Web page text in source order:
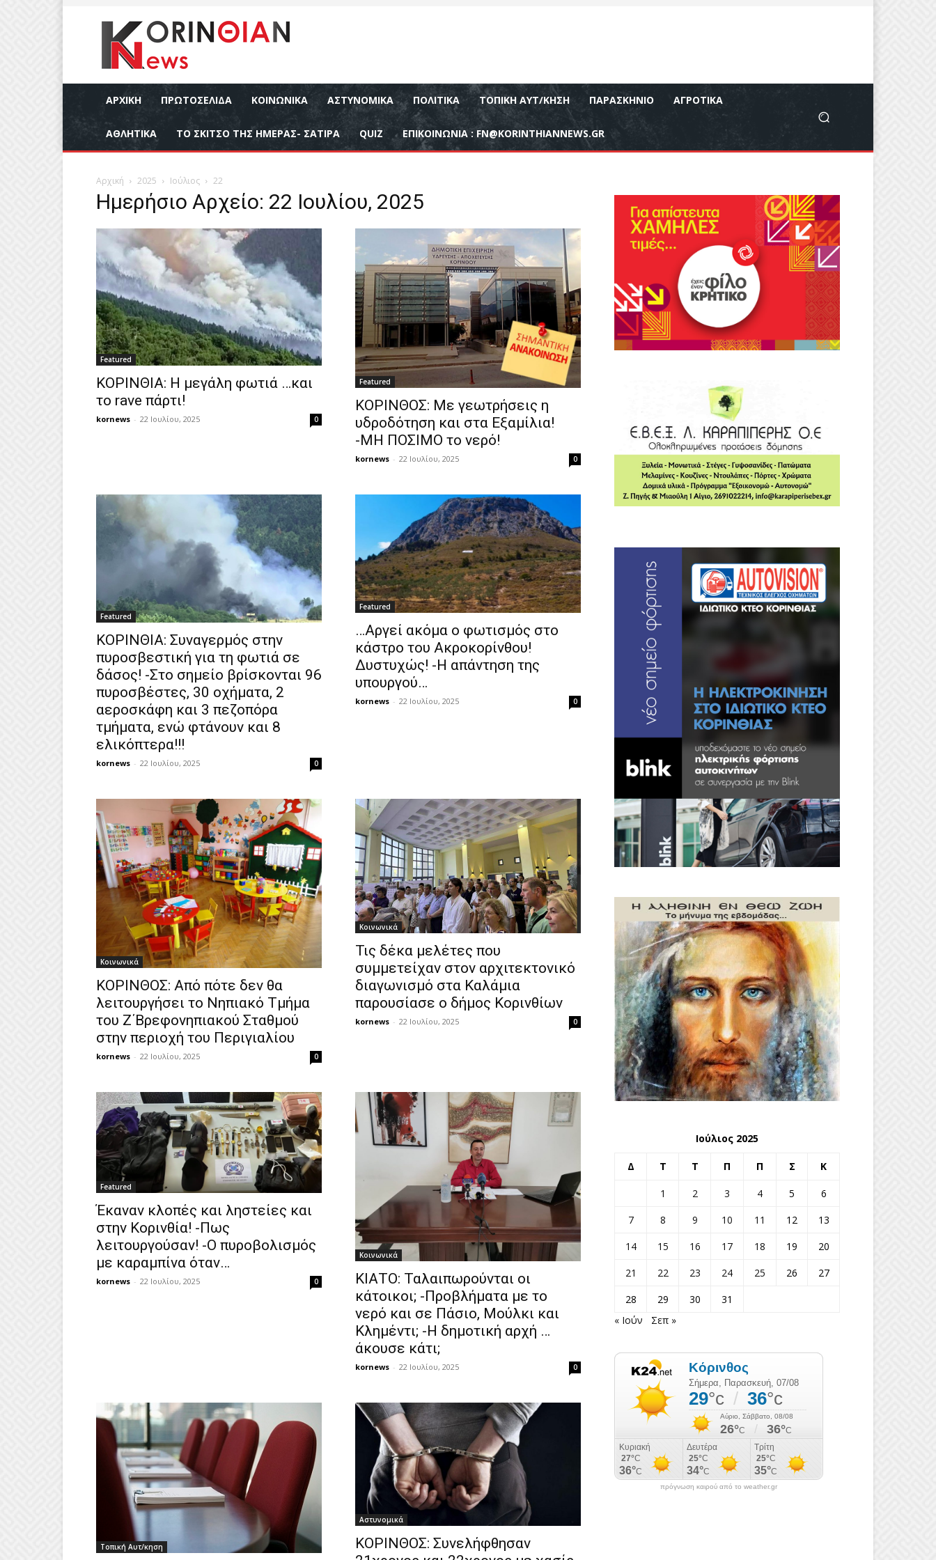
ΑΡΧΙΚΉ ΠΡΩΤΟΣΕΛΙΔΑ ΚΟΙΝΩΝΙΚΆ ΑΣΤΥΝΟΜΙΚΆ ΠΟΛΙΤΙΚΆ ΤΟΠΙΚΉ ΑΥΤ/ΚΗΣΗ ΠΑΡΑΣΚΉΝΙΟ ΑΓΡΟΤΙΚΆ
ΑΘΛΗΤΙΚΆ ΤΟ ΣΚΙΤΣΟ ΤΗΣ ΗΜΕΡΑΣ- ΣΑΤΙΡΑ QUIZ ΕΠΙΚΟΙΝΩΝΊΑ : FN@KORINTHIANNEWS.GR
Αρχική 2025 Ιούλιος 22
Ημερήσιο Αρχείο: 22 Ιουλίου, 2025
Featured
ΚΟΡΙΝΘΙΑ: Η μεγάλη φωτιά …και
το rave πάρτι!
kornews - 22 Ιουλίου, 2025 0
Featured
ΚΟΡΙΝΘΟΣ: Με γεωτρήσεις η
υδροδότηση και στα Εξαμίλια!
-ΜΗ ΠΟΣΙΜΟ το νερό!
kornews - 22 Ιουλίου, 2025 0
Featured
ΚΟΡΙΝΘΙΑ: Συναγερμός στην
πυροσβεστική για τη φωτιά σε
δάσος! -Στο σημείο βρίσκονται 96
πυροσβέστες, 30 οχήματα, 2
αεροσκάφη και 3 πεζοπόρα
τμήματα, ενώ φτάνουν και 8
ελικόπτερα!!!
kornews - 22 Ιουλίου, 2025 0
Featured
…Αργεί ακόμα ο φωτισμός στο
κάστρο του Ακροκορίνθου!
Δυστυχώς! -Η απάντηση της
υπουργού…
kornews - 22 Ιουλίου, 2025 0
Κοινωνικά
ΚΟΡΙΝΘΟΣ: Από πότε δεν θα
λειτουργήσει το Νηπιακό Τμήμα
του Ζ΄Βρεφονηπιακού Σταθμού
στην περιοχή του Περιγιαλίου
kornews - 22 Ιουλίου, 2025 0
Κοινωνικά
Τις δέκα μελέτες που
συμμετείχαν στον αρχιτεκτονικό
διαγωνισμό στα Καλάμια
παρουσίασε ο δήμος Κορινθίων
kornews - 22 Ιουλίου, 2025 0
Featured
Έκαναν κλοπές και ληστείες και
στην Κορινθία! -Πως
λειτουργούσαν! -Ο πυροβολισμός
με καραμπίνα όταν…
kornews - 22 Ιουλίου, 2025 0
Κοινωνικά
ΚΙΑΤΟ: Ταλαιπωρούνται οι
κάτοικοι; -Προβλήματα με το
νερό και σε Πάσιο, Μούλκι και
Κλημέντι; -Η δημοτική αρχή …
άκουσε κάτι;
kornews - 22 Ιουλίου, 2025 0
Τοπική Αυτ/κηση
Αστυνομικά
ΚΟΡΙΝΘΟΣ: Συνελήφθησαν
Ιούλιος 2025
Δ Τ Τ Π Π Σ Κ
1 2 3 4 5
6
7
8 9 10 11 12
13
14
15 16 17 18 19
20
21
22 23 24 25 26
27
28
29 30
31
« Ιούν
Σεπ »
πρόγνωση καιρού από το weather.gr